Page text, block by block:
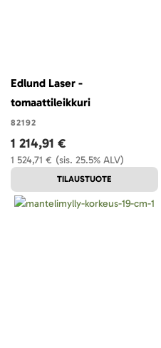
Edlund Laser -
tomaattileikkuri
82192
(sis. 25.5% ALV)
1 524,71 €
1 214,91 €
TILAUSTUOTE